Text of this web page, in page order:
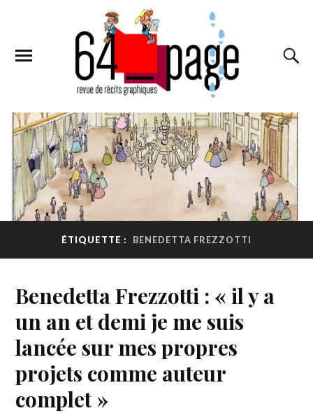
ÉTIQUETTE : BENEDETTA FREZZOTTI
Benedetta Frezzotti : « il y a
un an et demi je me suis
lancée sur mes propres
projets comme auteur
complet »